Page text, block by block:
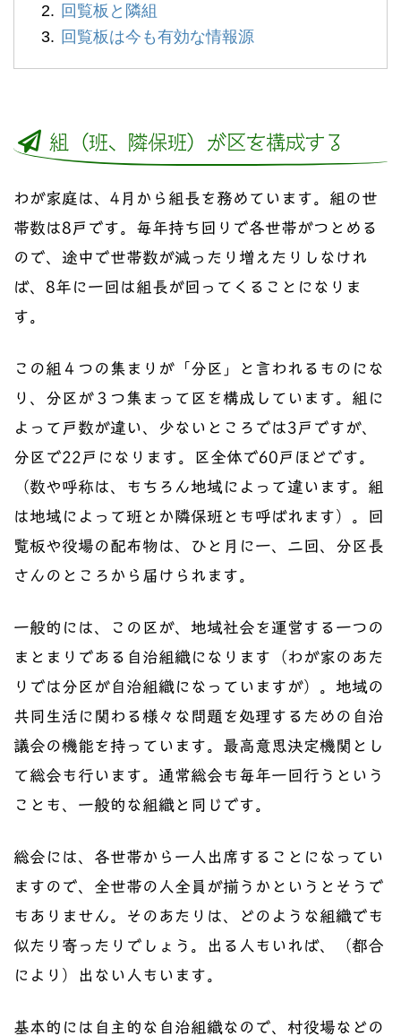
回覧板と隣組
回覧板は今も有効な情報源
組（班、隣保班）が区を構成する
わが家庭は、4月から組長を務めています。組の世
帯数は8戸です。毎年持ち回りで各世帯がつとめる
ので、途中で世帯数が減ったり増えたりしなけれ
ば、8年に一回は組長が回ってくることになりま
す。
この組４つの集まりが「分区」と言われるものにな
り、分区が３つ集まって区を構成しています。組に
よって戸数が違い、少ないところでは3戸ですが、
分区で22戸になります。区全体で60戸ほどです。
（数や呼称は、もちろん地域によって違います。組
は地域によって班とか隣保班とも呼ばれます）。回
覧板や役場の配布物は、ひと月に一、二回、分区長
さんのところから届けられます。
一般的には、この区が、地域社会を運営する一つの
まとまりである自治組織になります（わが家のあた
りでは分区が自治組織になっていますが）。地域の
共同生活に関わる様々な問題を処理するための自治
議会の機能を持っています。最高意思決定機関とし
て総会も行います。通常総会も毎年一回行うという
ことも、一般的な組織と同じです。
総会には、各世帯から一人出席することになってい
ますので、全世帯の人全員が揃うかというとそうで
もありません。そのあたりは、どのような組織でも
似たり寄ったりでしょう。出る人もいれば、（都合
により）出ない人もいます。
基本的には自主的な自治組織なので、村役場などの